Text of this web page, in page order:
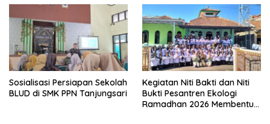
Sosialisasi Persiapan Sekolah
BLUD di SMK PPN Tanjungsari
Kegiatan Niti Bakti dan Niti
Bukti Pesantren Ekologi
Ramadhan 2026 Membentuk